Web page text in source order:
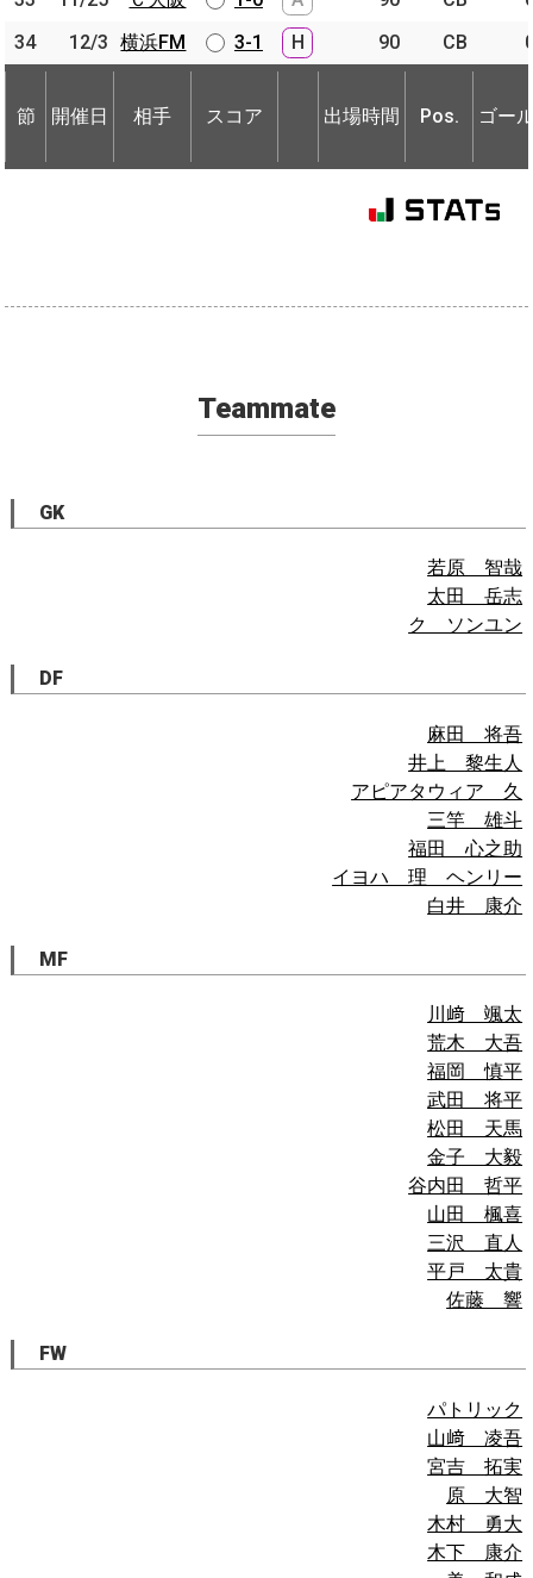
34
12/3 横浜FM 3-1 H 90 CB
節 開催日 相手 スコア 出場時間 Pos. ゴー
34
12/3 横浜FM
節 開催日 相手
Teammate
GK
若原 智哉
太田 岳志
ク ソンユン
DF
麻田 将吾
井上 黎生人
アピアタウィア 久
三竿 雄斗
福田 心之助
イヨハ 理 ヘンリー
白井 康介
MF
川﨑 颯太
荒木 大吾
福岡 慎平
武田 将平
松田 天馬
金子 大毅
谷内田 哲平
山田 楓喜
三沢 直人
平戸 太貴
佐藤 響
FW
パトリック
山﨑 凌吾
宮吉 拓実
原 大智
木村 勇大
木下 康介